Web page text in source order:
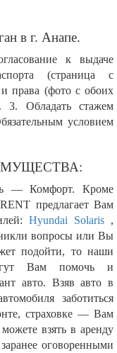
в г. Анапе.
к выдаче
(страница с
права (фото с обоих
Обладать стажем
условием
— Комфорт. Кроме
предлагает Вам
Hyundai Solaris ,
вопросы или Вы
подойти, то наши
Вам помочь и
авто. Взяв авто в
заботиться
страховке — Вам
взять в аренду
оговоренными